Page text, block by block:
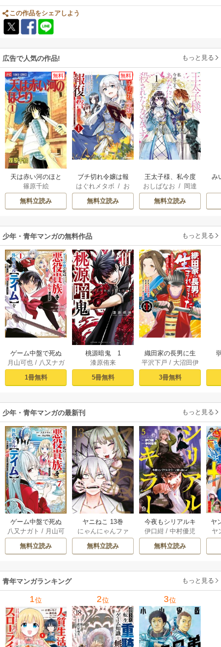
この作品をシェアしよう
広告で人気の作品! もっと見る
無料
天は赤い河のほと
り
篠原千絵
無料立読み
無料
ブチ切れ令嬢は報
復を誓いました。
はぐれメタボ / お
おのいも /
無料立読み
王太子様、私今度
こそあなたに殺さ
れたくないんで
す！ ～聖女に嵌め
二度目は串刺し回
避します！～
おしばなお / 岡達
英茉
/ 先崎真琴
無料立読み
み
少年・青年マンガの無料作品 もっと見る
ゲーム中盤で死ぬ
悪役貴族に転生し
たので、外れスキ
ル【テイム】を駆
してみた（１）
月山可也/ 八又ナガ
1冊無料
桃源暗鬼 1
漆原侑来
5冊無料
織田家の長男に生
まれました～戦国
時代に転生したけ
ど、死にたくない
ます～ 1
平沢下戸 / 大沼田伊
逸見兎歌
3冊無料
少年・青年マンガの最新刊 もっと見る
ゲーム中盤で死ぬ
悪役貴族に転生し
たので、外れスキ
ル【テイム】を駆
してみた 7巻
八又ナガト / 月山可
也
無料立読み
ヤニねこ 13巻
にゃんにゃんファ
クトリー
無料立読み
今夜もシリアルキ
ラーと待ち合わせ 5
巻
伊口紺 /中村優児
無料立読み
ヤ
ヤ
青年マンガランキング もっと見る
1位 2位 3位